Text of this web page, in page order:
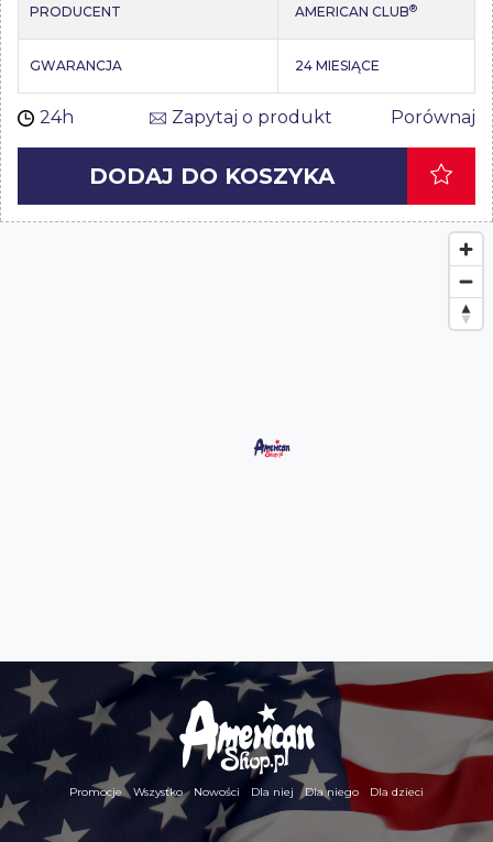
PRODUCENT AMERICAN CLUB®
GWARANCJA 24 MIESIĄCE
24h Zapytaj o produkt Porównaj
DODAJ DO KOSZYKA
Promocje Wszystko Nowości Dla niej Dla niego Dla dzieci